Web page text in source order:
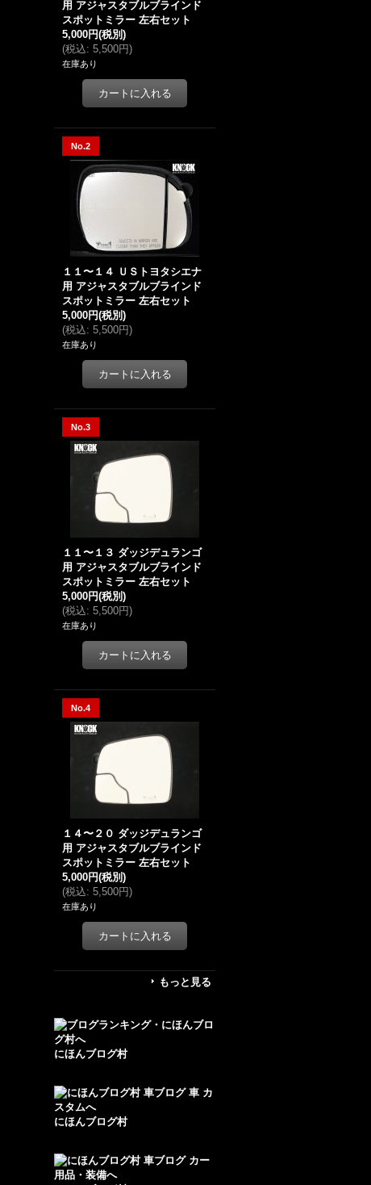
用 アジャスタブルブラインド
スポットミラー 左右セット
5,000円(税別)
(税込: 5,500円)
在庫あり
No.2
１１〜１４ ＵＳトヨタシエナ
用 アジャスタブルブラインド
スポットミラー 左右セット
5,000円(税別)
(税込: 5,500円)
在庫あり
No.3
１１〜１３ ダッジデュランゴ
用 アジャスタブルブラインド
スポットミラー 左右セット
5,000円(税別)
(税込: 5,500円)
在庫あり
No.4
１４〜２０ ダッジデュランゴ
用 アジャスタブルブラインド
スポットミラー 左右セット
5,000円(税別)
(税込: 5,500円)
在庫あり
もっと見る
にほんブログ村
にほんブログ村